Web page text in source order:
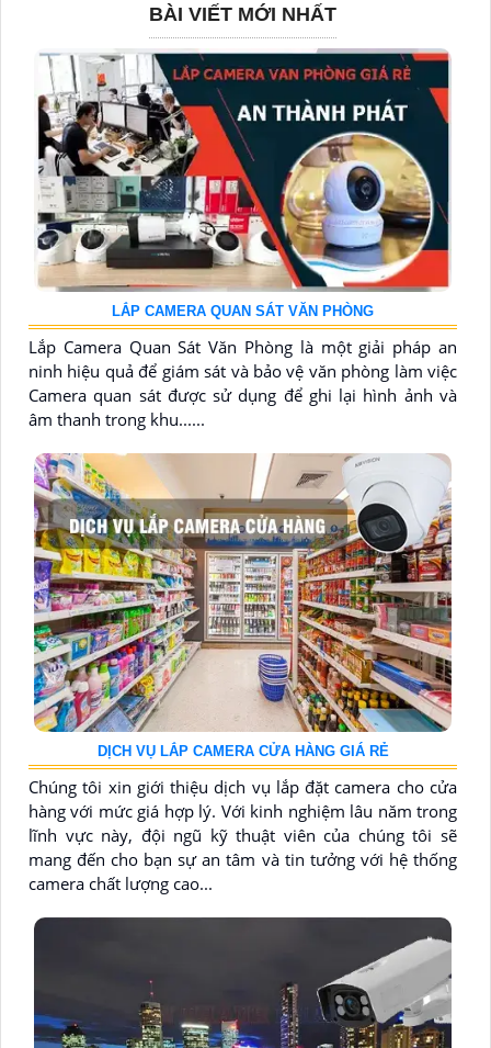
BÀI VIẾT MỚI NHẤT
LẮP CAMERA QUAN SÁT VĂN PHÒNG
Lắp Camera Quan Sát Văn Phòng là một giải pháp an
ninh hiệu quả để giám sát và bảo vệ văn phòng làm việc
Camera quan sát được sử dụng để ghi lại hình ảnh và
âm thanh trong khu......
DỊCH VỤ LẮP CAMERA CỬA HÀNG GIÁ RẺ
Chúng tôi xin giới thiệu dịch vụ lắp đặt camera cho cửa
hàng với mức giá hợp lý. Với kinh nghiệm lâu năm trong
lĩnh vực này, đội ngũ kỹ thuật viên của chúng tôi sẽ
mang đến cho bạn sự an tâm và tin tưởng với hệ thống
camera chất lượng cao...